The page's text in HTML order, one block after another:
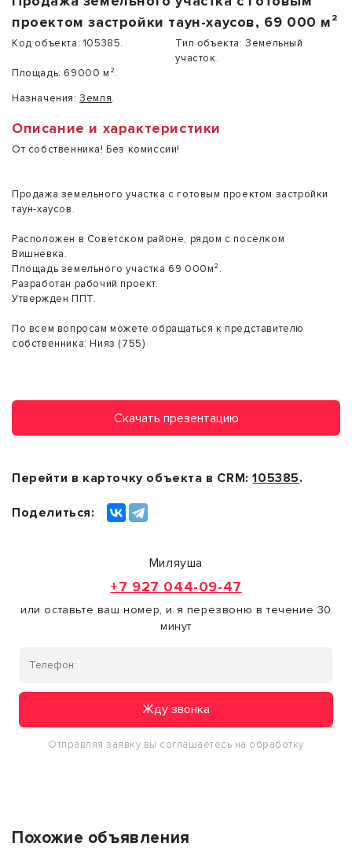
проектом застройки таун-хаусов, 69 000 м²
Код объекта: 105385. Тип объекта: Земельный
участок.
Площадь: 69000 м².
Назначения: Земля.
Описание и характеристики
От собственника! Без комиссии!
Продажа земельного участка с готовым проектом застройки
таун-хаусов.
Расположен в Советском районе, рядом с поселком
Вишневка.
Площадь земельного участка 69 000м².
Разработан рабочий проект.
Утвержден ППТ.
По всем вопросам можете обращаться к представителю
собственника: Нияз (755)
Скачать презентацию
Перейти в карточку объекта в CRM:105385.
Поделиться:
Миляуша
+7 927 044-09-47
или оставьте ваш номер, и я перезвоню в течение 30
минут
Жду звонка
Отправляя заявку вы соглашаетесь на обработку
Похожие объявления